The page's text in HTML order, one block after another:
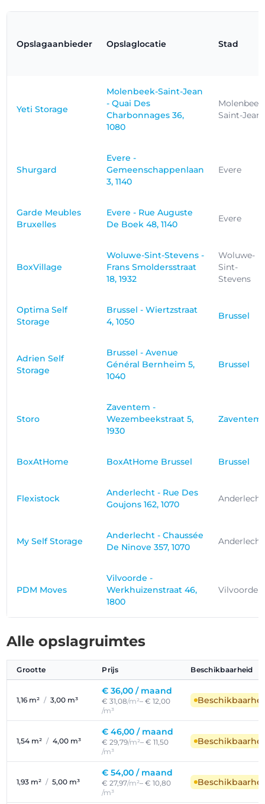
Opslagaanbieder Opslaglocatie Stad
Yeti Storage
Molenbeek-Saint-Jean
- Quai Des
Charbonnages 36,
1080
Saint-Jean
Shurgard
Evere -
Gemeenschappenlaan
3, 1140
Evere
Garde Meubles
Bruxelles
Evere - Rue Auguste
De Boek 48, 1140
Evere
BoxVillage
Woluwe-Sint-Stevens -
Frans Smoldersstraat
18, 1932
Woluwe-
Sint-
Stevens
Optima Self
Storage
Brussel - Wiertzstraat
4, 1050
Brussel
Adrien Self
Storage
Brussel - Avenue
Général Bernheim 5,
1040
Brussel
Storo
Zaventem -
Wezembeekstraat 5,
1930
Zaventem
BoxAtHome BoxAtHome Brussel Brussel
Flexistock
Anderlecht - Rue Des
Goujons 162, 1070
Anderlecht
My Self Storage
Anderlecht - Chaussée
De Ninove 357, 1070
Anderlecht
PDM Moves
Vilvoorde -
Werkhuizenstraat 46,
1800
Vilvoorde
Alle opslagruimtes
Grootte Prijs Beschikbaarheid
1,16 m² / 3,00 m³
€ 36,00 / maand
€ 31,08/m²– € 12,00
/m³
1,54 m² / 4,00 m³
€ 46,00 / maand
€ 29,79/m²– € 11,50
/m³
1,93 m² / 5,00 m³
€ 54,00 / maand
€ 27,97/m²– € 10,80
/m³